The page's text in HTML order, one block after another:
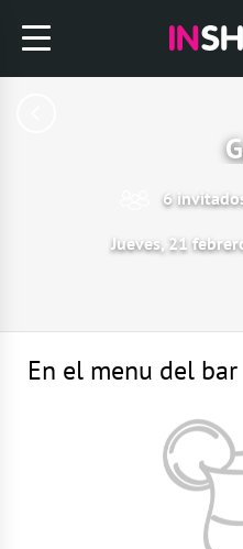
6
Jueves, 21
En el menu del bar